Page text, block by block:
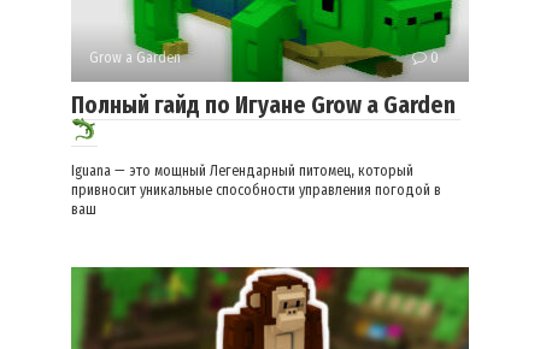
Grow a Garden 0
Полный гайд по Игуане Grow a Garden
Iguana — это мощный Легендарный питомец, который
привносит уникальные способности управления погодой в
ваш